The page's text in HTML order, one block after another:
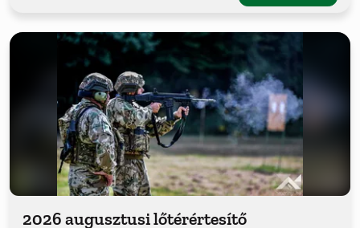
2026 augusztusi lőtérértesítő